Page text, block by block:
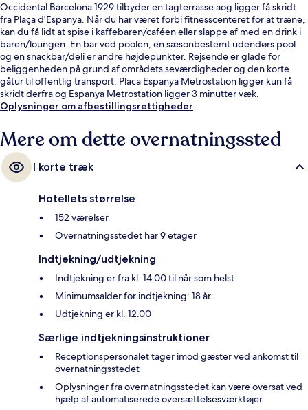
Occidental Barcelona 1929 tilbyder en tagterrasse aog ligger få skridt
fra Plaça d'Espanya. Når du har været forbi fitnesscenteret for at træne,
kan du få lidt at spise i kaffebaren/caféen eller slappe af med en drink i
baren/loungen. En bar ved poolen, en sæsonbestemt udendørs pool
og en snackbar/deli er andre højdepunkter. Rejsende er glade for
beliggenheden på grund af områdets seværdigheder og den korte
gåtur til offentlig transport: Placa Espanya Metrostation ligger kun få
skridt derfra og Espanya Metrostation ligger 3 minutter væk.
Oplysninger om afbestillingsrettigheder
Mere om dette overnatningssted
I korte træk
Hotellets størrelse
152 værelser
Overnatningsstedet har 9 etager
Indtjekning/udtjekning
Indtjekning er fra kl. 14.00 til når som helst
Minimumsalder for indtjekning: 18 år
Udtjekning er kl. 12.00
Særlige indtjekningsinstruktioner
Receptionspersonalet tager imod gæster ved ankomst til
overnatningsstedet
Oplysninger fra overnatningsstedet kan være oversat ved
hjælp af automatiserede oversættelsesværktøjer